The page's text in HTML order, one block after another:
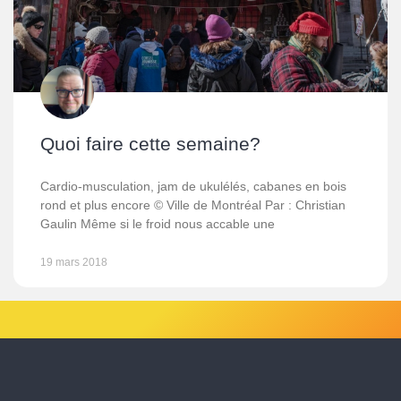
Quoi faire cette semaine?
Cardio-musculation, jam de ukulélés, cabanes en bois
rond et plus encore © Ville de Montréal Par : Christian
Gaulin Même si le froid nous accable une
19 mars 2018